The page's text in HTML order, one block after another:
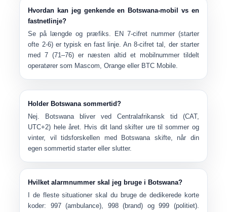
Hvordan kan jeg genkende en Botswana-mobil vs en
fastnetlinje?
Se på længde og præfiks. EN 7-cifret nummer(starter
ofte 2-6) er typisk en fast linje. An8-cifret tal, der starter
med 7 (71–76) er næsten altid et mobilnummer tildelt
operatører som Mascom, Orange eller BTC Mobile.
Holder Botswana sommertid?
Nej. Botswana bliver ved Centralafrikansk tid (CAT,
UTC+2) hele året. Hvis dit land skifter ure til sommer og
vinter, vil tidsforskellen med Botswana skifte, når din
egen sommertid starter eller slutter.
Hvilket alarmnummer skal jeg bruge i Botswana?
I de fleste situationer skal du bruge de dedikerede korte
koder: 997 (ambulance), 998 (brand) og999 (politiet).